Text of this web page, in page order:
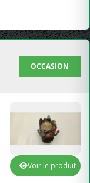
OCCASION
Voir le produit